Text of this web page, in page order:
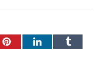
PinterestLinkedInTumblr